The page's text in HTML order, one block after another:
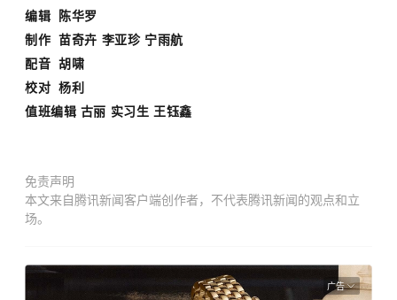
编辑 陈华罗
制作 苗奇卉 李亚珍 宁雨航
配音 胡啸
校对 杨利
值班编辑 古丽 实习生 王钰鑫
免责声明
本文来自腾讯新闻客户端创作者，不代表腾讯新闻的观点和立
场。
广告